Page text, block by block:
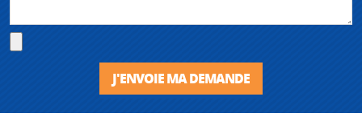
J'ENVOIE MA DEMANDE